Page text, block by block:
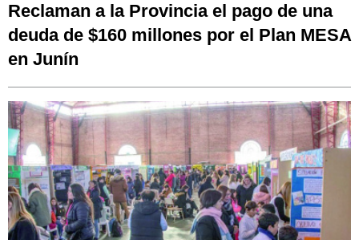
Reclaman a la Provincia el pago de una
deuda de $160 millones por el Plan MESA
en Junín